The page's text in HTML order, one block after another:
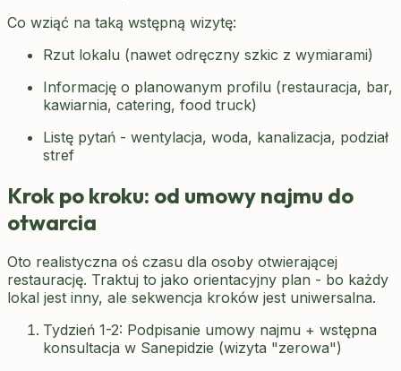
Co wziąć na taką wstępną wizytę:
Rzut lokalu (nawet odręczny szkic z wymiarami)
Informację o planowanym profilu (restauracja, bar,
kawiarnia, catering, food truck)
Listę pytań - wentylacja, woda, kanalizacja, podział
stref
Krok po kroku: od umowy najmu do
otwarcia
Oto realistyczna oś czasu dla osoby otwierającej
restaurację. Traktuj to jako orientacyjny plan - bo każdy
lokal jest inny, ale sekwencja kroków jest uniwersalna.
Tydzień 1-2: Podpisanie umowy najmu + wstępna
konsultacja w Sanepidzie (wizyta "zerowa")